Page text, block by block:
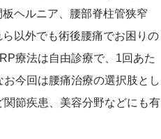
ヘルニア、腰部脊柱管狭窄
以外でも術後腰痛でお困りの
療法は自由診療で、1回あた
今回は腰痛治療の選択肢とし
節疾患、美容分野などにも有